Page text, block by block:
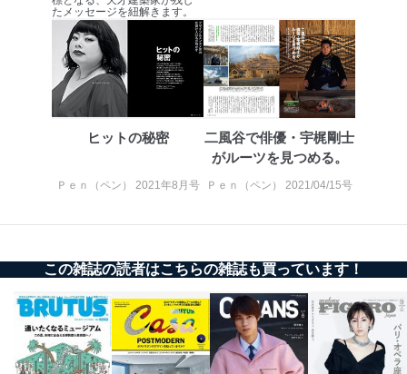
絡ください。
適切、かつ迅速に対応させていただきます。
株式会社富士山マガジンサービス 個人情報問い合わせ
係
TEL：0570-200-223
FAX：03-5459-7073
e-mail： cs@fujisan.co.jp
制定：2005年4月1日
１．個人情報保護管理者
当社は以下の個人情報保護管理者を設置し、個人情報保
護管理者の責任のもと、個人情報を取得・アクセス・利
用・提供・管理いたします。
たメッセージを紐解きます。
ヒットの秘密
Ｐｅｎ（ペン） 2021年8月号
二風谷で俳優・宇梶剛士
がルーツを見つめる。
Ｐｅｎ（ペン） 2021/04/15号
この雑誌の読者はこちらの雑誌も買っています！